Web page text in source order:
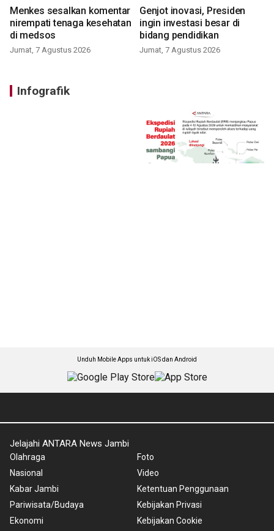
Menkes sesalkan komentar
nirempati tenaga kesehatan
di medsos
Jumat, 7 Agustus 2026
Genjot inovasi, Presiden
ingin investasi besar di
bidang pendidikan
Jumat, 7 Agustus 2026
Infografik
Unduh Mobile Apps untuk iOS dan Android
Jelajahi ANTARA News Jambi
Olahraga
Nasional
Kabar Jambi
Pariwisata/Budaya
Ekonomi
Foto
Video
Ketentuan Penggunaan
Kebijakan Privasi
Kebijakan Cookie